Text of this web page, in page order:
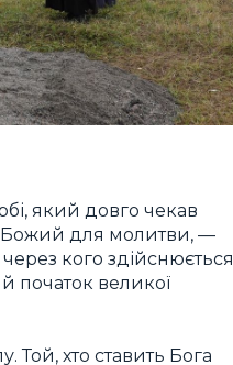
який довго чекав
Божий для молитви, —
кого здійснюється
початок великої
Той, хто ставить Бога